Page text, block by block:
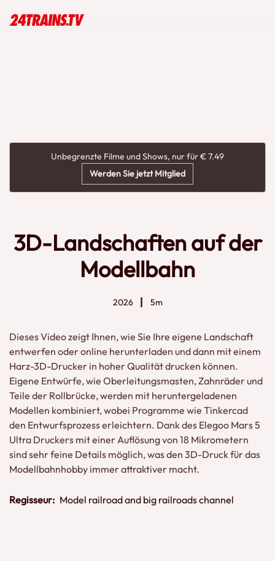
Unbegrenzte Filme und Shows, nur für € 7.49
Werden Sie jetzt Mitglied
3D-Landschaften auf der
Modellbahn
2026 5m
Dieses Video zeigt Ihnen, wie Sie Ihre eigene Landschaft
entwerfen oder online herunterladen und dann mit einem
Harz-3D-Drucker in hoher Qualität drucken können.
Eigene Entwürfe, wie Oberleitungsmasten, Zahnräder und
Teile der Rollbrücke, werden mit heruntergeladenen
Modellen kombiniert, wobei Programme wie Tinkercad
den Entwurfsprozess erleichtern. Dank des Elegoo Mars 5
Ultra Druckers mit einer Auflösung von 18 Mikrometern
sind sehr feine Details möglich, was den 3D-Druck für das
Modellbahnhobby immer attraktiver macht.
Regisseur: Model railroad and big railroads channel